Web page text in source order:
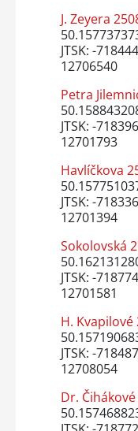
J. Zeyera
JTSK: -
12706540
Petra
JTSK: -
12701793
Havlíčkova
JTSK: -
12701394
Sokolovská
JTSK: -
12701581
H. Kvapilové
JTSK: -
12708054
Dr.